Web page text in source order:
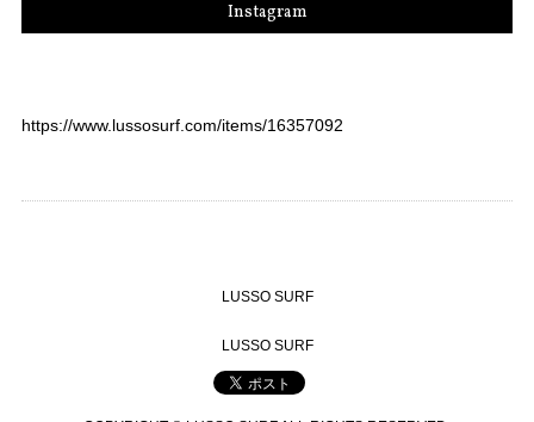
Instagram
https://www.lussosurf.com/items/16357092
LUSSO SURF
LUSSO SURF